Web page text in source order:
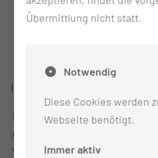
In diesem Schwerpunkt liegt
Aufbau regionaler
Verbindung mit dem digitalen
Übermittlung nicht statt.
Notwendig
Diese Cookies werden
Webseite benötigt.
Immer aktiv